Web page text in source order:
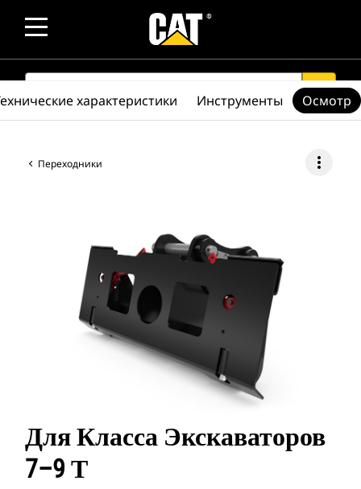
SEARCH search
Переходники more_vert
Для Класса Экскаваторов
7–9 Т
характеристики Инструменты Осмотр